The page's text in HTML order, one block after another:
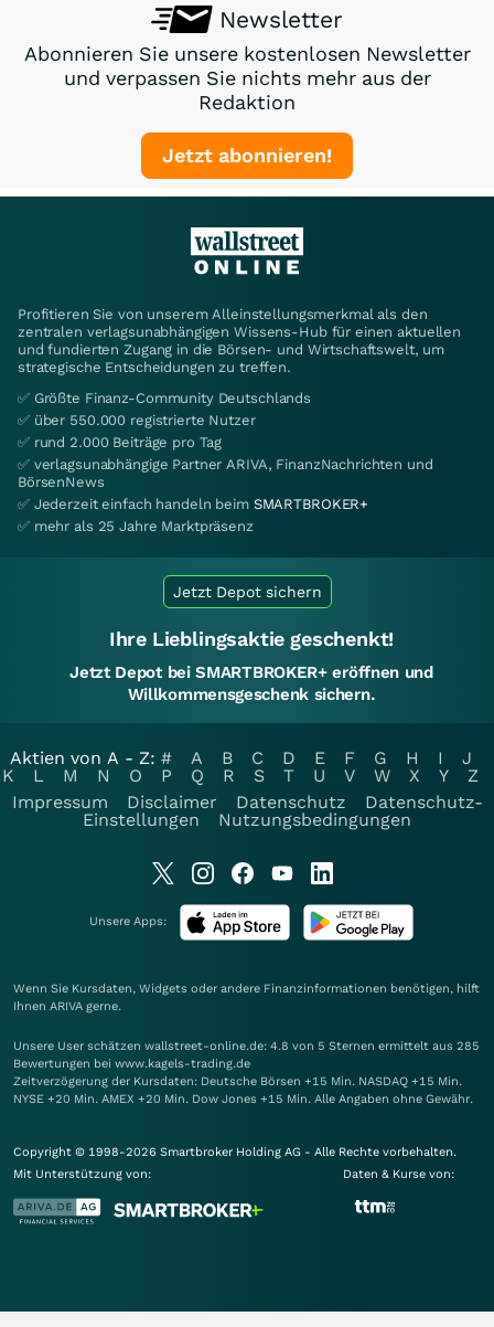
Newsletter
Abonnieren Sie unsere kostenlosen Newsletter
und verpassen Sie nichts mehr aus der
Redaktion
Jetzt abonnieren!
Profitieren Sie von unserem Alleinstellungsmerkmal als den
zentralen verlagsunabhängigen Wissens-Hub für einen aktuellen
und fundierten Zugang in die Börsen- und Wirtschaftswelt, um
strategische Entscheidungen zu treffen.
✅ Größte Finanz-Community Deutschlands
✅ über 550.000 registrierte Nutzer
✅ rund 2.000 Beiträge pro Tag
✅ verlagsunabhängige Partner ARIVA, FinanzNachrichten und
BörsenNews
✅ Jederzeit einfach handeln beim SMARTBROKER+
✅ mehr als 25 Jahre Marktpräsenz
Jetzt Depot sichern
Ihre Lieblingsaktie geschenkt!
Jetzt Depot bei SMARTBROKER+ eröffnen und
Willkommensgeschenk sichern.
Aktien von A - Z: # A B C D E F G H I
J
K
L M N O P Q R S T U V W X Y
Z
Impressum
Disclaimer Datenschutz
Datenschutz-
Einstellungen
Nutzungsbedingungen
Unsere Apps:
Wenn Sie Kursdaten, Widgets oder andere Finanzinformationen benötigen, hilft
Ihnen ARIVA gerne.
Unsere User schätzen wallstreet-online.de: 4.8 von 5 Sternen ermittelt aus 285
Bewertungen bei www.kagels-trading.de
Zeitverzögerung der Kursdaten: Deutsche Börsen +15 Min. NASDAQ +15 Min.
NYSE +20 Min. AMEX +20 Min. Dow Jones +15 Min. Alle Angaben ohne Gewähr.
Copyright © 1998-2026 Smartbroker Holding AG - Alle Rechte vorbehalten.
Mit Unterstützung von:
Daten & Kurse von: